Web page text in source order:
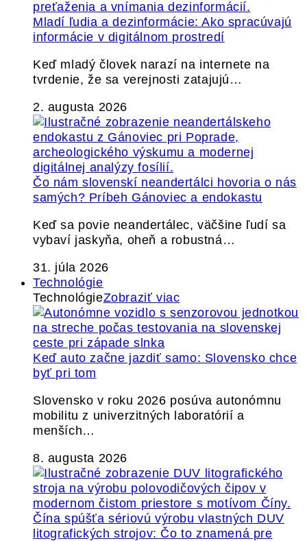
Mladí ľudia a dezinformácie: Ako spracúvajú
informácie v digitálnom prostredí
Keď mladý človek narazí na internete na
tvrdenie, že sa verejnosti zatajujú…
2. augusta 2026
Čo nám slovenskí neandertálci hovoria o nás
samých? Príbeh Gánoviec a endokastu
Keď sa povie neandertálec, väčšine ľudí sa
vybaví jaskyňa, oheň a robustná…
31. júla 2026
Technológie
TechnológieZobraziť viac
Keď auto začne jazdiť samo: Slovensko chce
byť pri tom
Slovensko v roku 2026 posúva autonómnu
mobilitu z univerzitných laboratórií a
menších…
8. augusta 2026
Čína spúšťa sériovú výrobu vlastných DUV
litografických strojov: Čo to znamená pre